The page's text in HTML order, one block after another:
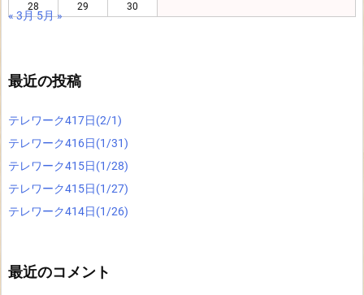
28
29 30
« 3月5月 »
最近の投稿
テレワーク417日(2/1)
テレワーク416日(1/31)
テレワーク415日(1/28)
テレワーク415日(1/27)
テレワーク414日(1/26)
最近のコメント